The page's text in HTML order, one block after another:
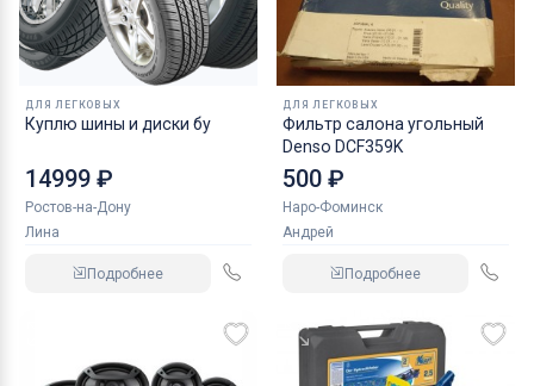
ДЛЯ ЛЕГКОВЫХ
Куплю шины и диски бу
14999 ₽
Ростов-на-Дону
Лина
Подробнее
ДЛЯ ЛЕГКОВЫХ
Фильтр салона угольный
Denso DCF359K
500 ₽
Наро-Фоминск
Андрей
Подробнее